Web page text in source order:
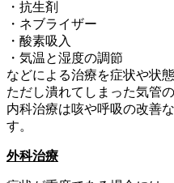
・抗生剤
・ネブライザー
・酸素吸入
・気温と湿度の調節
などによる治療を症状や状
ただし潰れてしまった気管
内科治療は咳や呼吸の改善
す。
外科治療